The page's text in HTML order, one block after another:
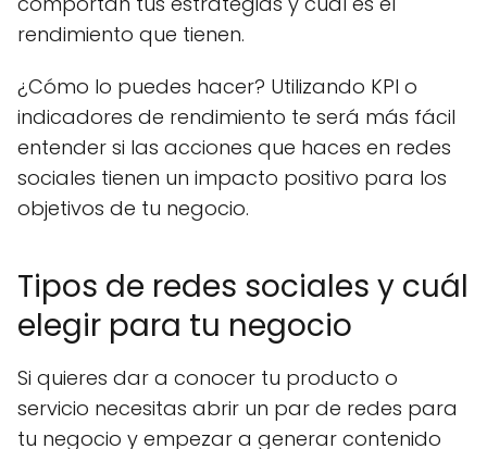
rendimiento que tienen.
¿Cómo lo puedes hacer? Utilizando KPI o
indicadores de rendimiento te será más fácil
entender si las acciones que haces en redes
sociales tienen un impacto positivo para los
objetivos de tu negocio.
Tipos de redes sociales y cuál
elegir para tu negocio
Si quieres dar a conocer tu producto o
servicio necesitas abrir un par de redes para
tu negocio y empezar a generar contenido